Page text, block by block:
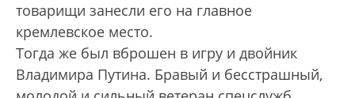
товарищи занесли его на главное
кремлевское место.
Тогда же был вброшен в игру и двойник
Владимира Путина. Бравый и бесстрашный,